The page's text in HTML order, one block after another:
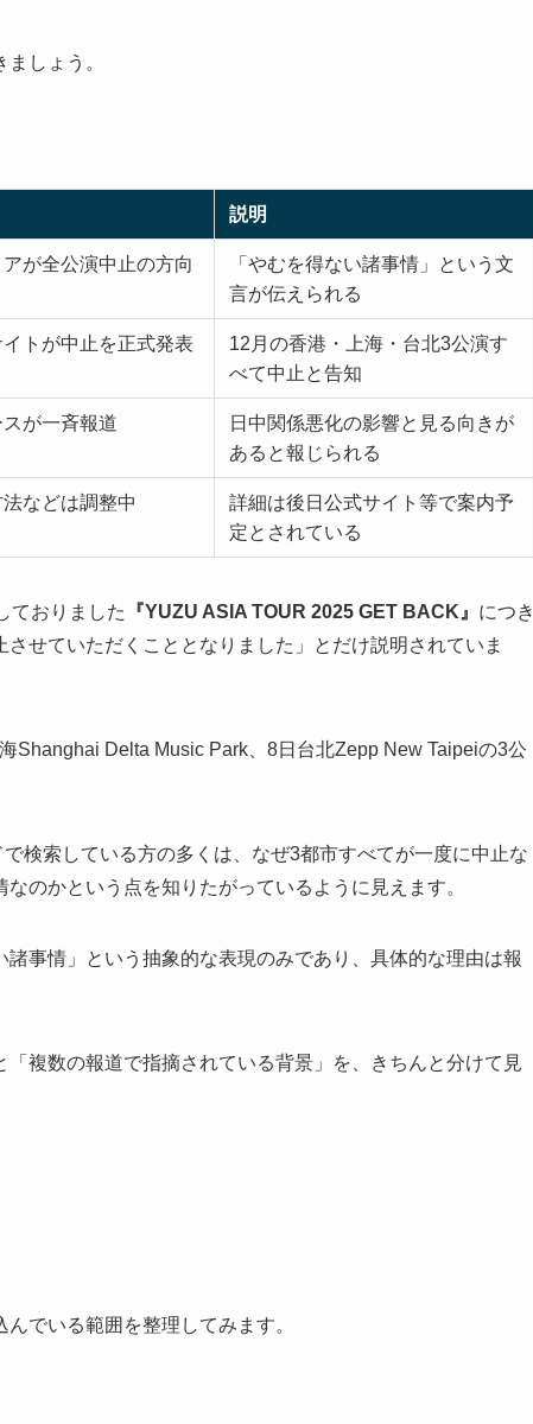
しょう。
説明
が全公演中止の方向
「やむを得ない諸事情」という文
言が伝えられる
トが中止を正式発表
12月の香港・上海・台北3公演す
べて中止と告知
が一斉報道
日中関係悪化の影響と見る向きが
あると報じられる
などは調整中
詳細は後日公式サイト等で案内予
定とされている
ておりました 『YUZU ASIA TOUR 2025 GET BACK』 につき
せていただくこととなりました」とだけ説明されていま
Shanghai Delta Music Park、8日台北Zepp New Taipeiの3公
検索している方の多くは、なぜ3都市すべてが一度に中止な
のかという点を知りたがっているように見えます。
事情」という抽象的な表現のみであり、具体的な理由は報
複数の報道で指摘されている背景」を、きちんと分けて見
でいる範囲を整理してみます。